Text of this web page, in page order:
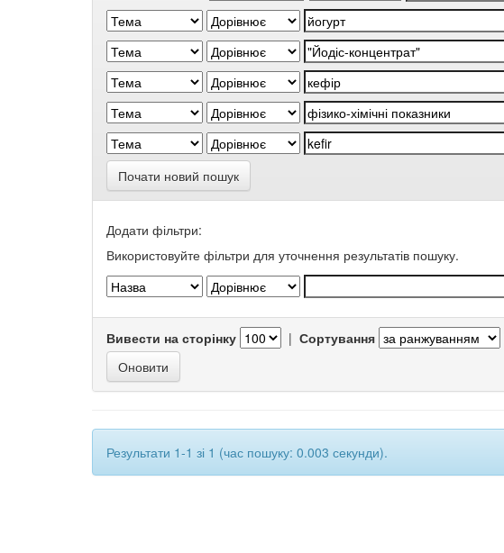
Почати новий пошук
Додати фільтри:
Використовуйте фільтри для уточнення результатів пошуку.
Вивести на сторінку | Сортування
Результати 1-1 зі 1 (час пошуку: 0.003 секунди).